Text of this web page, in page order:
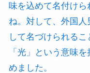
味を込めて名付けら
ね。対して、外国
して名づけられる
「光」という意味
めました。